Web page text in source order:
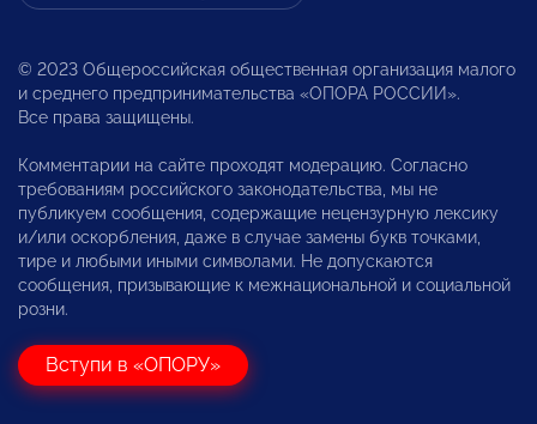
© 2023 Общероссийская общественная организация малого
и среднего предпринимательства «ОПОРА РОССИИ».
Все права защищены.
Комментарии на сайте проходят модерацию. Согласно
требованиям российского законодательства, мы не
публикуем сообщения, содержащие нецензурную лексику
и/или оскорбления, даже в случае замены букв точками,
тире и любыми иными символами. Не допускаются
сообщения, призывающие к межнациональной и социальной
розни.
Вступи в «ОПОРУ»